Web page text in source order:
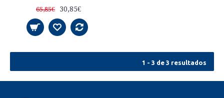
65,85€ 30,85€
1 - 3 de 3 resultados